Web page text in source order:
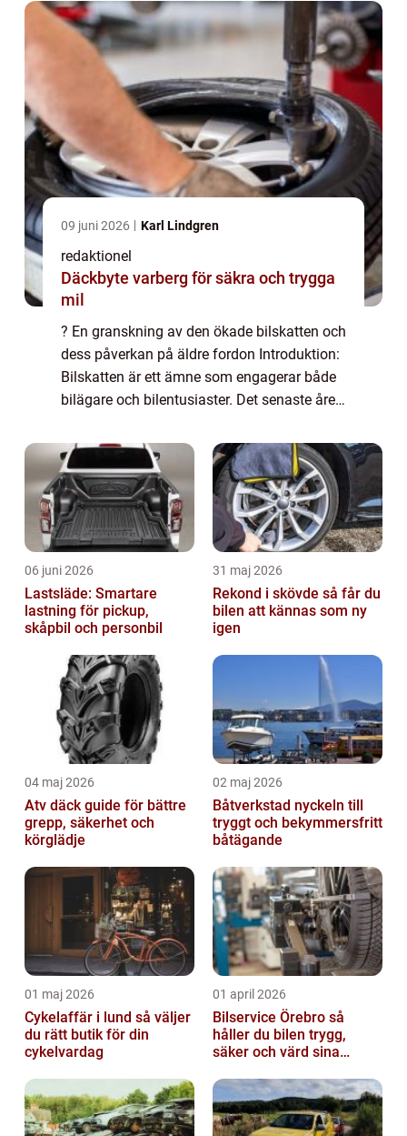
09 juni 2026 Karl Lindgren
redaktionel
Däckbyte varberg för säkra och trygga
mil
? En granskning av den ökade bilskatten och
dess påverkan på äldre fordon Introduktion:
Bilskatten är ett ämne som engagerar både
bilägare och bilentusiaster. Det senaste året
bilskatten för gamla bilar, vilke...
06 juni 2026
Lastsläde: Smartare
lastning för pickup,
skåpbil och personbil
31 maj 2026
Rekond i skövde så får du
bilen att kännas som ny
igen
04 maj 2026
Atv däck guide för bättre
grepp, säkerhet och
körglädje
02 maj 2026
Båtverkstad nyckeln till
tryggt och bekymmersfritt
båtägande
01 maj 2026
Cykelaffär i lund så väljer
du rätt butik för din
cykelvardag
01 april 2026
Bilservice Örebro så
håller du bilen trygg,
säker och värd sina